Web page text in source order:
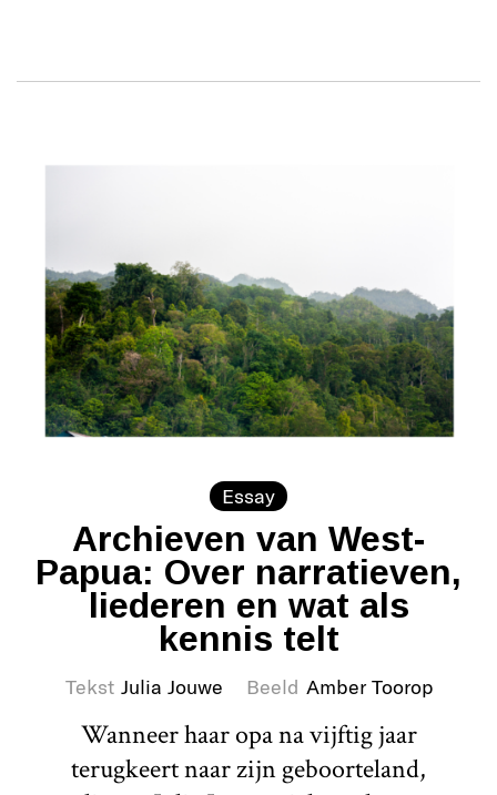
Essay
Archieven van West-
Papua: Over narratieven,
liederen en wat als
kennis telt
Tekst Julia Jouwe Beeld Amber Toorop
Wanneer haar opa na vijftig jaar
terugkeert naar zijn geboorteland,